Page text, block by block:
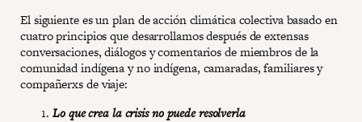
El siguiente es un plan de acción climática colectiva basado en
cuatro principios que desarrollamos después de extensas
conversaciones, diálogos y comentarios de miembros de la
comunidad indígena y no indígena, camaradas, familiares y
compañerxs de viaje:
Lo que crea la crisis no puede resolverla